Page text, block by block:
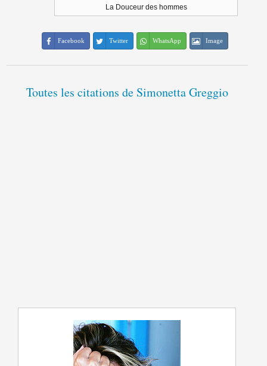
La Douceur des hommes
Facebook Twitter WhatsApp Image
Toutes les citations de Simonetta Greggio